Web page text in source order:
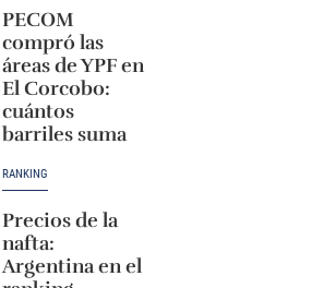
PECOM
compró las
áreas de YPF en
El Corcobo:
cuántos
barriles suma
RANKING
Precios de la
nafta:
Argentina en el